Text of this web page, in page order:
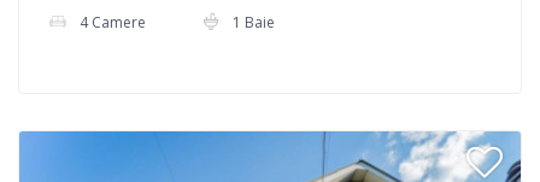
4 Camere 1 Baie